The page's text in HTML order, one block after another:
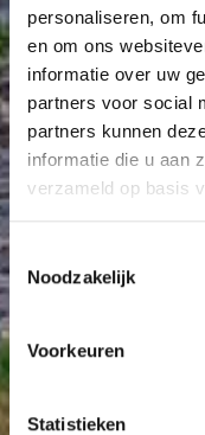
personaliseren, om
en om ons
informatie over uw
partners voor social
partners kunnen
informatie die u aan
verzameld op basis
Toestemmingsselectie
Noodzakelijk
Voorkeuren
Statistieken